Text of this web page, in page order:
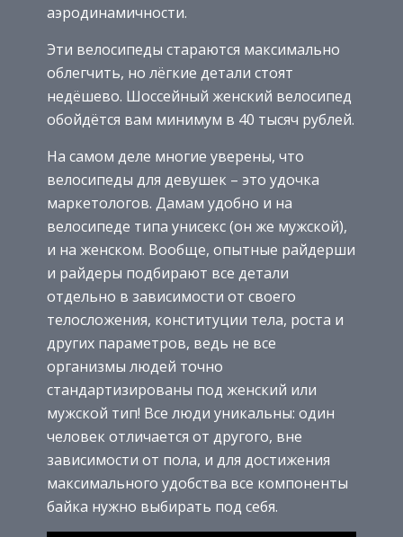
аэродинамичности.
Эти велосипеды стараются максимально
облегчить, но лёгкие детали стоят
недёшево. Шоссейный женский велосипед
обойдётся вам минимум в 40 тысяч рублей.
На самом деле многие уверены, что
велосипеды для девушек – это удочка
маркетологов. Дамам удобно и на
велосипеде типа унисекс (он же мужской),
и на женском. Вообще, опытные райдерши
и райдеры подбирают все детали
отдельно в зависимости от своего
телосложения, конституции тела, роста и
других параметров, ведь не все
организмы людей точно
стандартизированы под женский или
мужской тип! Все люди уникальны: один
человек отличается от другого, вне
зависимости от пола, и для достижения
максимального удобства все компоненты
байка нужно выбирать под себя.